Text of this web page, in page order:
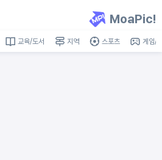
MoaPic!
교육/도서 지역 스포츠 게임/